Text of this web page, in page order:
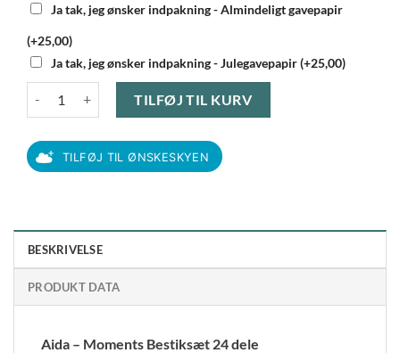
Ja tak, jeg ønsker indpakning - Almindeligt gavepapir
(+25,00)
Ja tak, jeg ønsker indpakning - Julegavepapir (+25,00)
TILFØJ TIL KURV
TILFØJ TIL ØNSKESKYEN
BESKRIVELSE
PRODUKT DATA
Aida – Moments Bestiksæt 24 dele